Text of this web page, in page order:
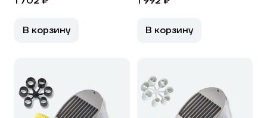
В корзину В корзину